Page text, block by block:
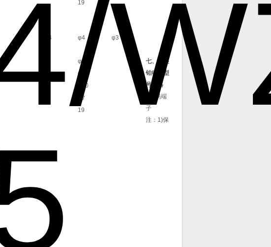
19
φ4 φ4 φ3
φ50
φ36
φ20
φ7
19
七、 铠装
铂电阻
型
号规格
●简易端
子
注：1)保